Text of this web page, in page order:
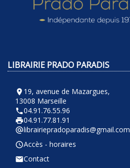
LIBRAIRIE PRADO PARADIS
room 19, avenue de Mazargues,
13008 Marseille
phone04.91.76.55.96
local_printshop04.91.77.81.91
alternate_emaillibrairiepradoparadis@gmail.com
query_builderAccès - horaires
emailContact